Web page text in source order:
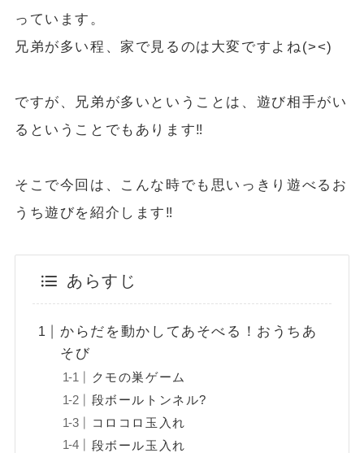
っています。
兄弟が多い程、家で見るのは大変ですよね(><)
ですが、兄弟が多いということは、遊び相手がい
るということでもあります‼️
そこで今回は、こんな時でも思いっきり遊べるお
うち遊びを紹介します‼️
あらすじ
からだを動かしてあそべる！おうちあ
そび
クモの巣ゲーム
段ボールトンネル?
コロコロ玉入れ
段ボール玉入れ